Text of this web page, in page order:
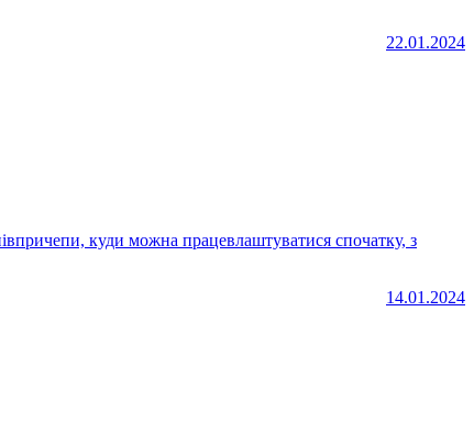
22.01.2024
14.01.2024